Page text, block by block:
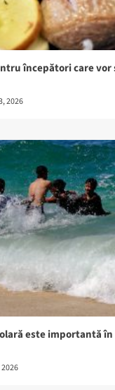
începători care vor
2026
este importantă